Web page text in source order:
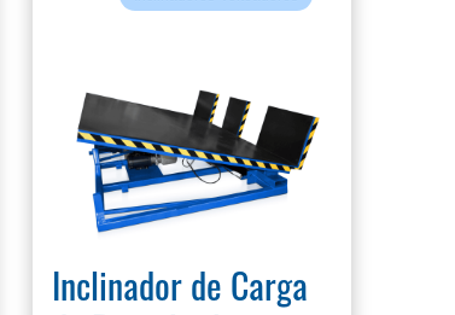
Inclinador de Carga